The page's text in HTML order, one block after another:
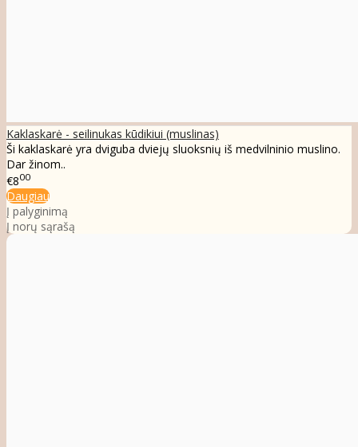
Kaklaskarė - seilinukas kūdikiui (muslinas)
Ši kaklaskarė yra dviguba dviejų sluoksnių iš medvilninio muslino.
Dar žinom..
€800
Daugiau
Į palyginimą
Į norų sąrašą